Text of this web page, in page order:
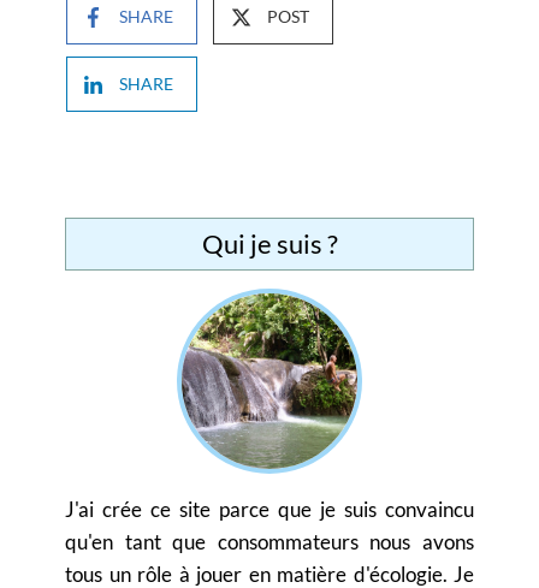
SHARE POST
SHARE
Qui je suis ?
J'ai crée ce site parce que je suis convaincu
qu'en tant que consommateurs nous avons
tous un rôle à jouer en matière d'écologie. Je